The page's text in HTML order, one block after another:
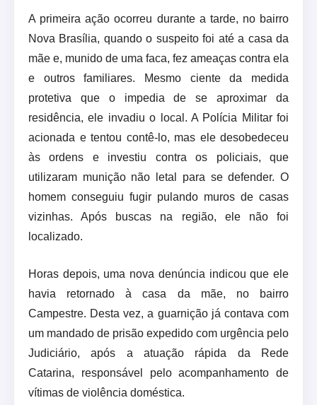
A primeira ação ocorreu durante a tarde, no bairro
Nova Brasília, quando o suspeito foi até a casa da
mãe e, munido de uma faca, fez ameaças contra ela
e outros familiares. Mesmo ciente da medida
protetiva que o impedia de se aproximar da
residência, ele invadiu o local. A Polícia Militar foi
acionada e tentou contê-lo, mas ele desobedeceu
às ordens e investiu contra os policiais, que
utilizaram munição não letal para se defender. O
homem conseguiu fugir pulando muros de casas
vizinhas. Após buscas na região, ele não foi
localizado.
Horas depois, uma nova denúncia indicou que ele
havia retornado à casa da mãe, no bairro
Campestre. Desta vez, a guarnição já contava com
um mandado de prisão expedido com urgência pelo
Judiciário, após a atuação rápida da Rede
Catarina, responsável pelo acompanhamento de
vítimas de violência doméstica.